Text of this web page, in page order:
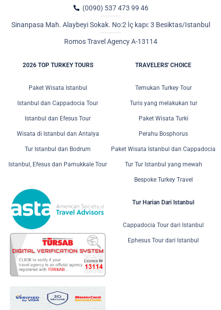
(0090) 537 473 99 46
Sinanpasa Mah. Alaybeyi Sokak. No:2 İç kapı: 3 Besiktas/Istanbul
Romos Travel Agency A-13114
2026 TOP TURKEY TOURS
Paket Wisata Istanbul
Istanbul dan Cappadocia Tour
Istanbul dan Efesus Tour
Wisata di Istanbul dan Antalya
Tur Istanbul dan Bodrum
Istanbul, Efesus dan Pamukkale Tour
TRAVELERS' CHOICE
Temukan Turkey Tour
Turis yang melakukan tur
Paket Wisata Turki
Perahu Bosphorus
Paket Wisata Istanbul dan Cappadocia
Tur Tur Istanbul yang mewah
Bespoke Turkey Travel
Tur Harian Dari Istanbul
Cappadocia Tour dari Istanbul
Ephesus Tour dari Istanbul